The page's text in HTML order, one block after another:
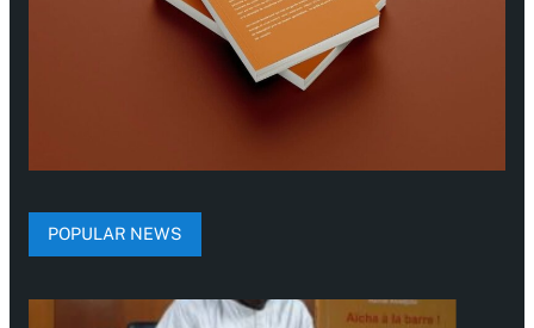
POPULAR NEWS